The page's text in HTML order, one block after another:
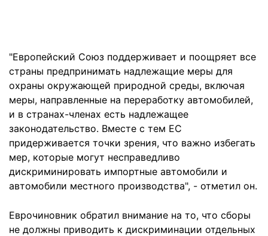
"Европейский Союз поддерживает и поощряет все
страны предпринимать надлежащие меры для
охраны окружающей природной среды, включая
меры, направленные на переработку автомобилей,
и в странах-членах есть надлежащее
законодательство. Вместе с тем ЕС
придерживается точки зрения, что важно избегать
мер, которые могут несправедливо
дискриминировать импортные автомобили и
автомобили местного производства", - отметил он.
Еврочиновник обратил внимание на то, что сборы
не должны приводить к дискриминации отдельных